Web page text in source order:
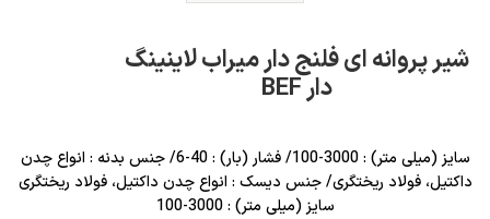
شیر پروانه ای فلنج دار میراب لاینینگ
دار BEF
سایز (میلی متر) : 3000-100/ فشار (بار) : 40-6/ جنس بدنه : انواع چدن
داکتيل، فولاد ریختگری/ جنس دیسک : انواع چدن داکتيل، فولاد ریختگری
سایز (میلی متر) : 3000-100